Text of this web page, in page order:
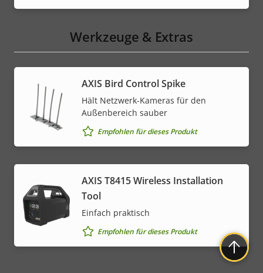
Werkzeuge & Extras
AXIS Bird Control Spike
Hält Netzwerk-Kameras für den
Außenbereich sauber
Empfohlen für dieses Produkt
AXIS T8415 Wireless Installation
Tool
Einfach praktisch
Empfohlen für dieses Produkt